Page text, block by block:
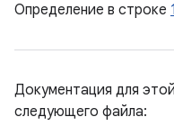
Определение в строке
Документация для
следующего файла: